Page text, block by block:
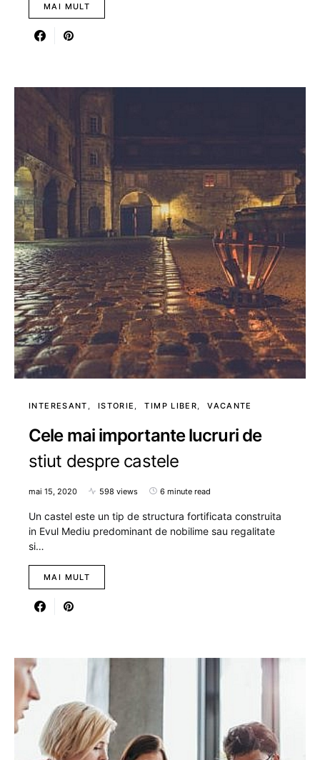
MAI MULT
INTERESANT ISTORIE TIMP LIBER VACANTE
Cele mai importante lucruri de
stiut despre castele
mai 15, 2020 598 views 6 minute read
Un castel este un tip de structura fortificata construita
in Evul Mediu predominant de nobilime sau regalitate
si…
MAI MULT